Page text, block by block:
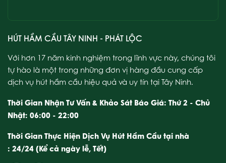
HÚT HẦM CẦU TÂY NINH - PHÁT LỘC
Với hơn 17 năm kinh nghiệm trong lĩnh vực này, chúng tôi
tự hào là một trong những đơn vị hàng đầu cung cấp
dịch vụ hút hầm cầu hiệu quả và uy tín tại Tây Ninh.
Thời Gian Nhận Tư Vấn & Khảo Sát Báo Giá: Thứ 2 - Chủ
Nhật: 06:00 - 22:00
Thời Gian Thực Hiện Dịch Vụ Hút Hầm Cầu tại nhà
: 24/24 (Kể cả ngày lễ, Tết)